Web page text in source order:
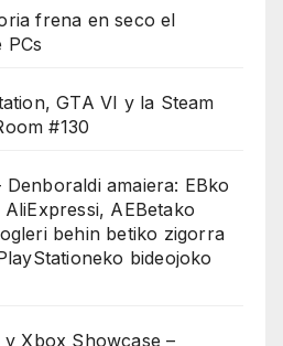
frena en seco el
PCs
GTA VI y la Steam
#130
amaiera: EBko
AEBetako
behin betiko zigorra
bideojoko
Xbox Showcase –